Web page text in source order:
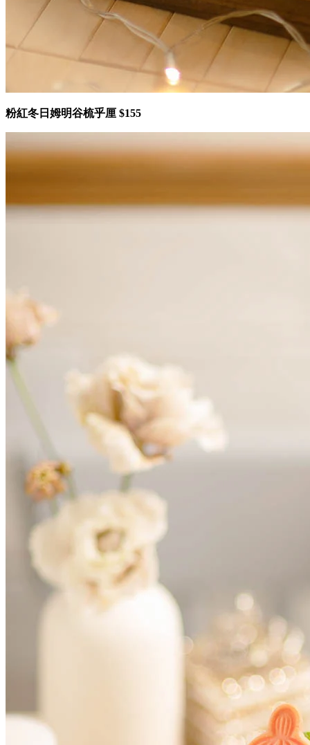
粉紅冬日姆明谷梳乎厘 $155